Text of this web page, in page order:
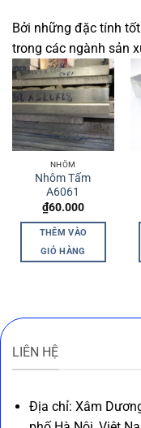
Bởi những đặc tính
trong các ngành sản
NHÔM
Nhôm Tấm
A6061
₫60.000
THÊM VÀO
GIỎ HÀNG
LIÊN HỆ
Địa chỉ: Xâm